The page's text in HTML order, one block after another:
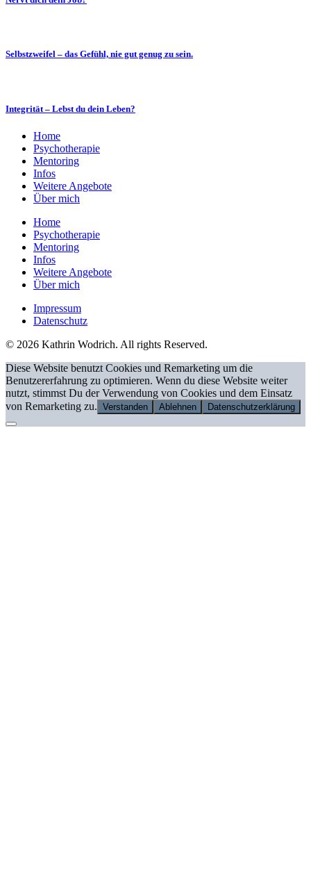
Selbstzweifel – das Gefühl, nie gut genug zu sein.
Integrität – Lebst du dein Leben?
Home
Psychotherapie
Mentoring
Infos
Weitere Angebote
Über mich
Home
Psychotherapie
Mentoring
Infos
Weitere Angebote
Über mich
Impressum
Datenschutz
© 2026 Kathrin Wodrich. All rights Reserved.
Diese Website benutzt Cookies und Remarketing um die
Benutzererfahrung zu optimieren. Wenn du diese Website weiter
nutzt, stimmst Du der Verwendung von Cookies und dem Einsatz
von Remarketing zu. Verstanden Ablehnen Datenschutzerklärung